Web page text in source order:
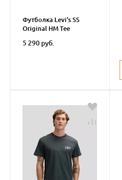
Футболка Levi's SS
Original HM Tee
5 290 руб.